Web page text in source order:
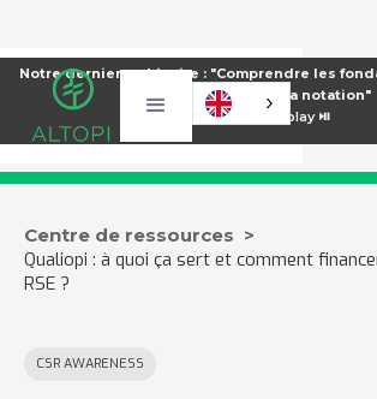
Notre dernier webinaire : "Comprendre les
pour améliorer sa notation"
⏯️Voir le replay ⏯️
Centre de ressources >
Qualiopi : à quoi ça sert et comment
RSE ?
CSR AWARENESS